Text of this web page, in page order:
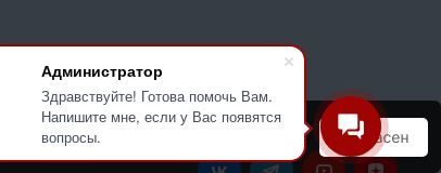
Администратор
Здравствуйте! Готова помочь Вам.
Напишите мне, если у Вас появятся
вопросы.
удобства пользования нашим